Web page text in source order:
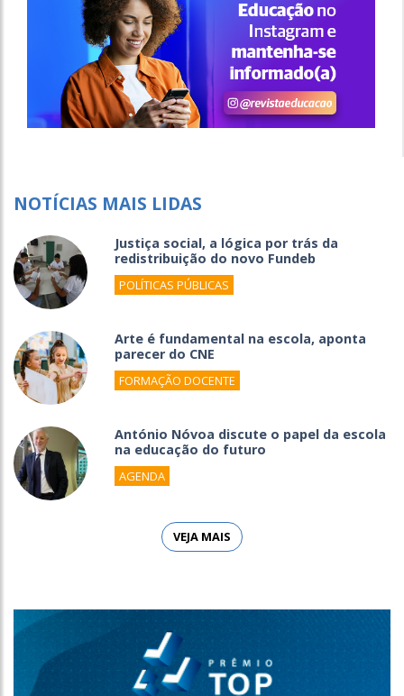
NOTÍCIAS MAIS LIDAS
Justiça social, a lógica por trás da
redistribuição do novo Fundeb
POLÍTICAS PÚBLICAS
Arte é fundamental na escola, aponta
parecer do CNE
FORMAÇÃO DOCENTE
António Nóvoa discute o papel da escola
na educação do futuro
AGENDA
VEJA MAIS